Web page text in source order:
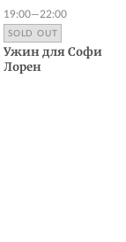
19:00—22:00
SOLD OUT
Ужин для Софи
Лорен